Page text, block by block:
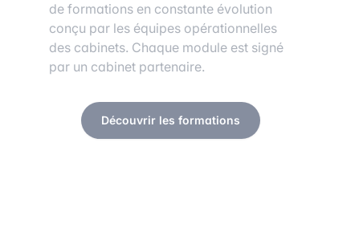
de formations en constante évolution
conçu par les équipes opérationnelles
des cabinets. Chaque module est signé
par un cabinet partenaire.
Découvrir les formations